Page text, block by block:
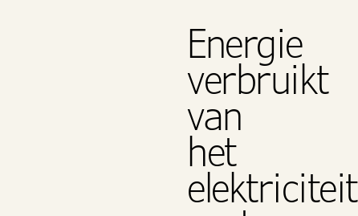
Energie
verbruikt
van
het
elektriciteit